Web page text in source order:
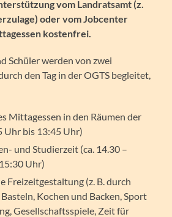
vom Landratsamt (z.
oder vom Jobcenter
kostenfrei.
Schüler werden von zwei
den Tag in der OGTS begleitet,
Mittagessen in den Räumen der
Uhr bis 13:45 Uhr)
und Studierzeit (ca. 14.30 –
Uhr)
Freizeitgestaltung (z. B. durch
Kochen und Backen, Sport
Gesellschaftsspiele, Zeit für